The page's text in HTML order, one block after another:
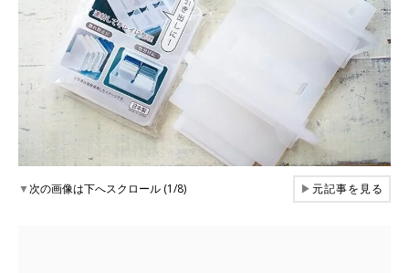
▼次の画像は下へスクロール (1/8) ▶元記事を見る